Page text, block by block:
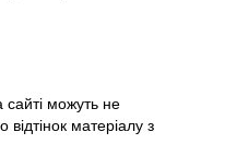
можуть не
матеріалу з